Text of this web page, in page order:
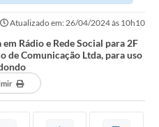
Atualizado em: 26/04/2024 às 10h10
Rádio e Rede Social para 2F
de Comunicação Ltda, para uso